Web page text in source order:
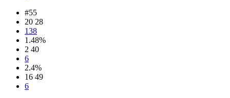
#55
20 28
138
1.48%
2 40
6
2.4%
16 49
6